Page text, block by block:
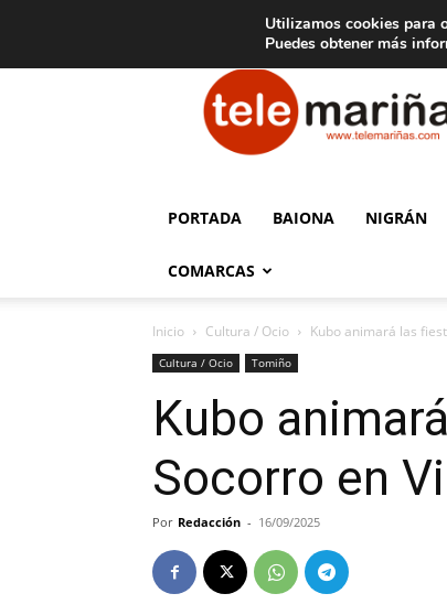
Aviso legal Tarifas de
Telemariñas
PORTADA BAIONA NIGRÁN
COMARCAS
Inicio Cultura / Ocio Kubo animará las
Cultura / Ocio Tomiño
Kubo
Socorro en
Por Redacción - 16/09/2025
Utilizamos cookies para
Puedes obtener más